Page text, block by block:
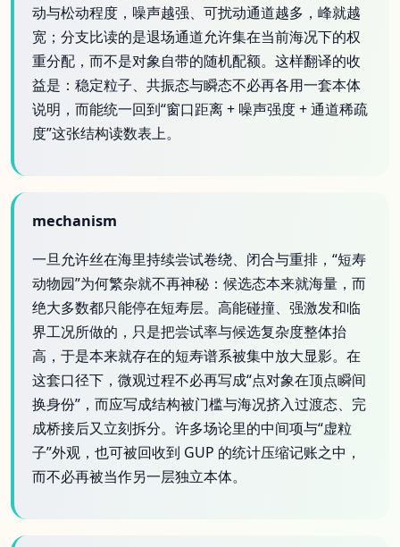
动与松动程度，噪声越强、可扰动通道越多，峰就越
宽；分支比读的是退场通道允许集在当前海况下的权
重分配，而不是对象自带的随机配额。这样翻译的收
益是：稳定粒子、共振态与瞬态不必再各用一套本体
说明，而能统一回到“窗口距离 + 噪声强度 + 通道稀疏
度”这张结构读数表上。
mechanism
一旦允许丝在海里持续尝试卷绕、闭合与重排，“短寿
动物园”为何繁杂就不再神秘：候选态本来就海量，而
绝大多数都只能停在短寿层。高能碰撞、强激发和临
界工况所做的，只是把尝试率与候选复杂度整体抬
高，于是本来就存在的短寿谱系被集中放大显影。在
这套口径下，微观过程不必再写成“点对象在顶点瞬间
换身份”，而应写成结构被门槛与海况挤入过渡态、完
成桥接后又立刻拆分。许多场论里的中间项与“虚粒
子”外观，也可被回收到 GUP 的统计压缩记账之中，
而不必再被当作另一层独立本体。